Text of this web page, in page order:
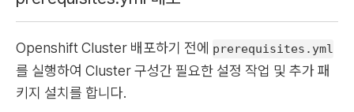
Openshift Cluster 배포하기 전에 prerequisites.yml
를 실행하여 Cluster 구성간 필요한 설정 작업 및 추가 패
키지 설치를 합니다.